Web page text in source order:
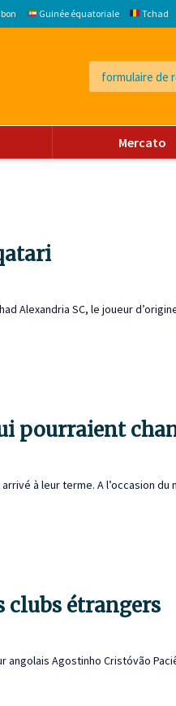
Guinée équatoriale Tchad
Mercato
Alexandria SC, le joueur
pourraient
à leur terme. A l’occasion
clubs étrangers
angolais Agostinho Cristóvão